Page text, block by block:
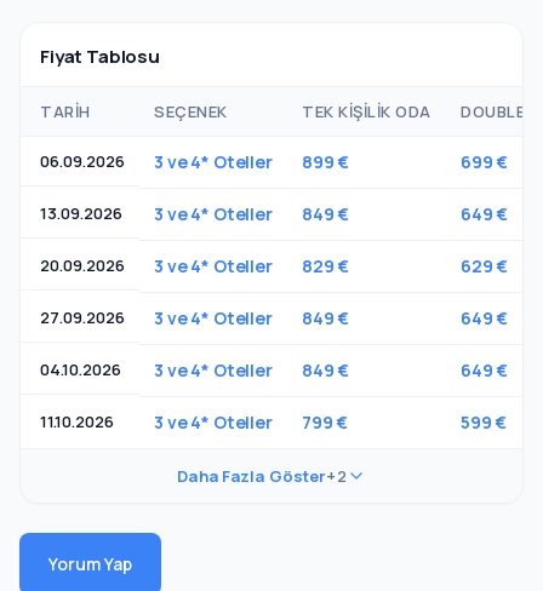
Fiyat Tablosu
TARIH SEÇENEK TEK KIŞILIK ODA DOUBLE
06.09.2026 3 ve 4* Oteller 899 € 699 €
13.09.2026 3 ve 4* Oteller 849 € 649 €
20.09.2026 3 ve 4* Oteller 829 € 629 €
27.09.2026 3 ve 4* Oteller 849 € 649 €
04.10.2026 3 ve 4* Oteller 849 € 649 €
11.10.2026 3 ve 4* Oteller 799 € 599 €
Daha Fazla Göster+2
Yorum Yap